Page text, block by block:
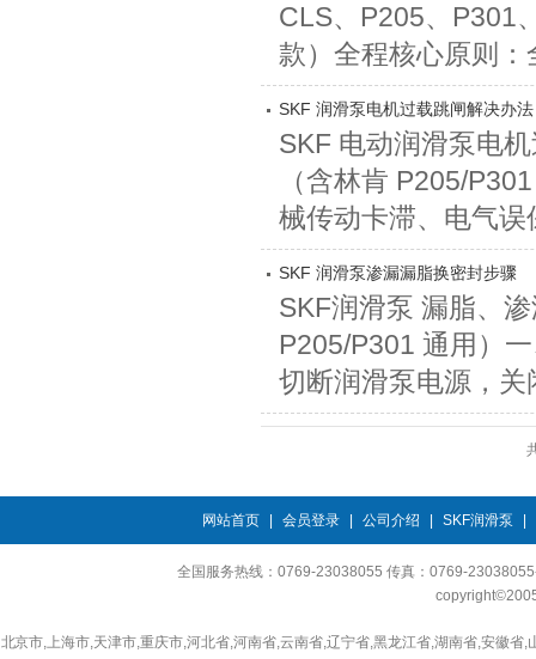
CLS、P205、P301
款）全程核心原则
SKF 润滑泵电机过载跳闸解决办法
SKF 电动润滑泵电
（含林肯 P205/
械传动卡滞、电气
SKF 润滑泵渗漏漏脂换密封步骤
SKF润滑泵 漏脂、
P205/P301 通用）
切断润滑泵电源，
网站首页 会员登录 公司介绍 SKF润滑泵
全国服务热线：0769-23038055 传真：0769-
北京市,上海市,天津市,重庆市,河北省,河南省,云南省,辽宁省,黑龙江省,湖南省,安徽